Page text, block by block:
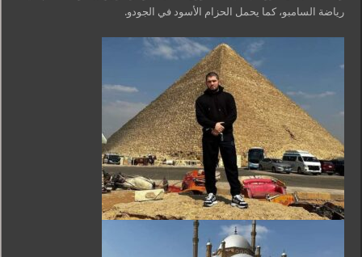
رياضة السامبو، كما يحمل الحزام الأسود في الجودو.